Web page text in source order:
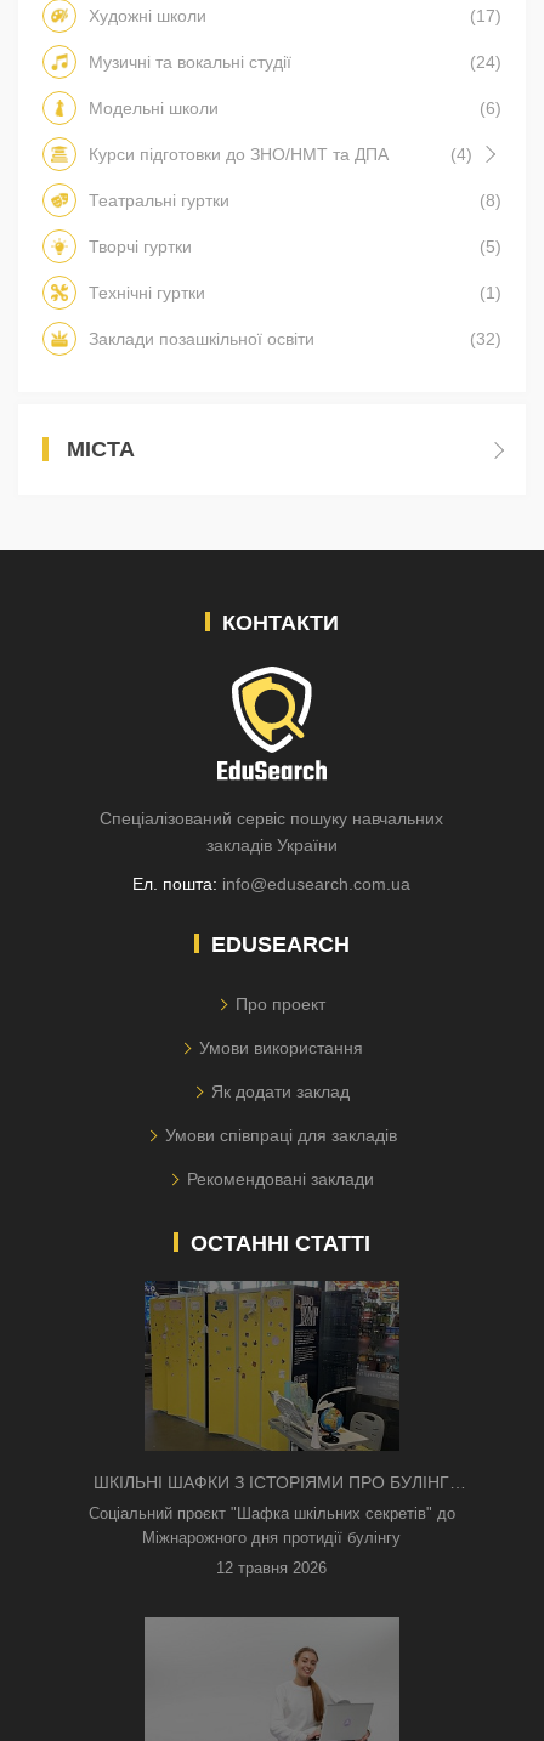
Художні школи (17)
Музичні та вокальні студії (24)
Модельні школи (6)
Курси підготовки до ЗНО/НМТ та ДПА (4)
Театральні гуртки (8)
Творчі гуртки (5)
Технічні гуртки (1)
Заклади позашкільної освіти (32)
МІСТА
КОНТАКТИ
Спеціалізований сервіс пошуку навчальних
закладів України
Ел. пошта: info@edusearch.com.ua
EDUSEARCH
Про проект
Умови використання
Як додати заклад
Умови співпраці для закладів
Рекомендовані заклади
ОСТАННІ СТАТТІ
ШКІЛЬНІ ШАФКИ З ІСТОРІЯМИ ПРО БУЛІНГ
З'ЯВИЛИСЯ В КИЄВІ
Соціальний проєкт "Шафка шкільних секретів" до
Міжнарожного дня протидії булінгу
12 травня 2026